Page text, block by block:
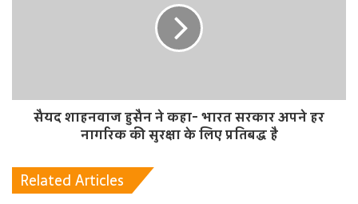
सैयद शाहनवाज हुसैन ने कहा- भारत सरकार अपने हर
नागरिक की सुरक्षा के लिए प्रतिबद्ध है
Related Articles